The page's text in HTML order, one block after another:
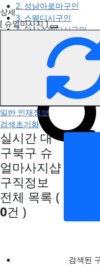
2. 성남아로마구인
3. 스웨디시구인
4. 안산스웨디시구인
5. 아로마구인
대구북구 슈얼마사지 구직정보
상세
[ 슈얼마사지 ]
일반 인재정보
검색초기화
실시간 대
구북구 슈
얼마사지샵
구직정보
전체 목록 (
0건 )
검색된